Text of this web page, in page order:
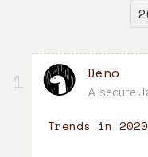
1 Deno
Trends in 2020